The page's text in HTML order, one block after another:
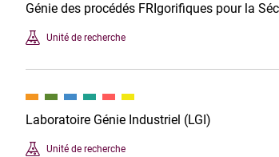
Génie des procédés FRIgorifiques pour la
Unité de recherche
Laboratoire Génie Industriel (LGI)
Unité de recherche